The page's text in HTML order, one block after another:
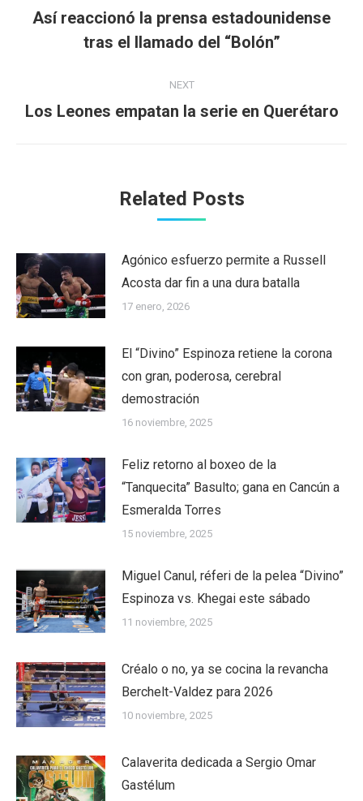
navigation
Previous
post:
Así reaccionó la prensa estadounidense
tras el llamado del “Bolón”
NEXT
Next
Los Leones empatan la serie en Querétaro
Related Posts
Agónico esfuerzo permite a Russell
Acosta dar fin a una dura batalla
17 enero, 2026
El “Divino” Espinoza retiene la corona
con gran, poderosa, cerebral
demostración
16 noviembre, 2025
Feliz retorno al boxeo de la
“Tanquecita” Basulto; gana en Cancún a
Esmeralda Torres
15 noviembre, 2025
Miguel Canul, réferi de la pelea “Divino”
Espinoza vs. Khegai este sábado
11 noviembre, 2025
Créalo o no, ya se cocina la revancha
Berchelt-Valdez para 2026
10 noviembre, 2025
Calaverita dedicada a Sergio Omar
Gastélum